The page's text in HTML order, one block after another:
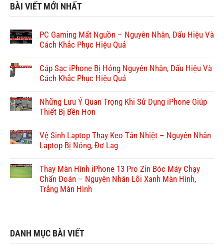
BÀI VIẾT MỚI NHẤT
PC Gaming Mất Nguồn – Nguyên Nhân, Dấu Hiệu Và
Cách Khắc Phục Hiệu Quả
Cáp Sạc iPhone Bị Hỏng Nguyên Nhân, Dấu Hiệu Và
Cách Khắc Phục Hiệu Quả
Những Lưu Ý Quan Trọng Khi Sử Dụng iPhone Giúp
Thiết Bị Bền Hơn
Vệ Sinh Laptop Thay Keo Tản Nhiệt – Nguyên Nhân
Laptop Bị Nóng, Đơ Lag
Thay Màn Hình iPhone 13 Pro Zin Bóc Máy Chạy
Chẩn Đoán – Nguyên Nhân Lỗi Xanh Màn Hình,
Trắng Màn Hình
DANH MỤC BÀI VIẾT